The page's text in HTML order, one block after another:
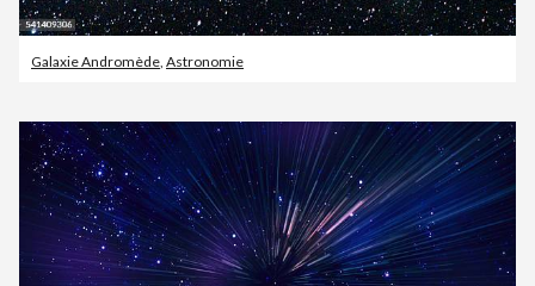
Galaxie Andromède Astronomie